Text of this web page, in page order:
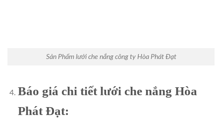
Sản Phẩm lưới che nắng công ty Hòa Phát Đạt
Báo giá chi tiết lưới che nắng Hòa
Phát Đạt: